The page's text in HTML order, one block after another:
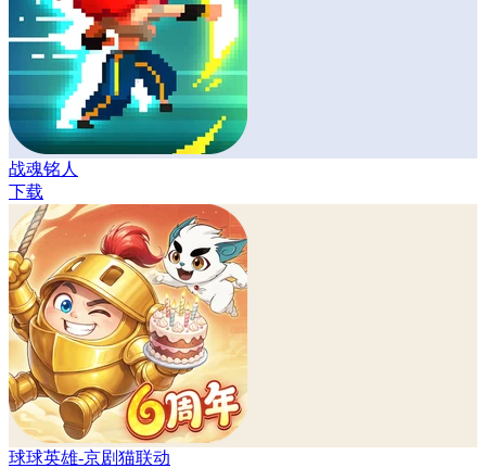
战魂铭人
下载
球球英雄-京剧猫联动